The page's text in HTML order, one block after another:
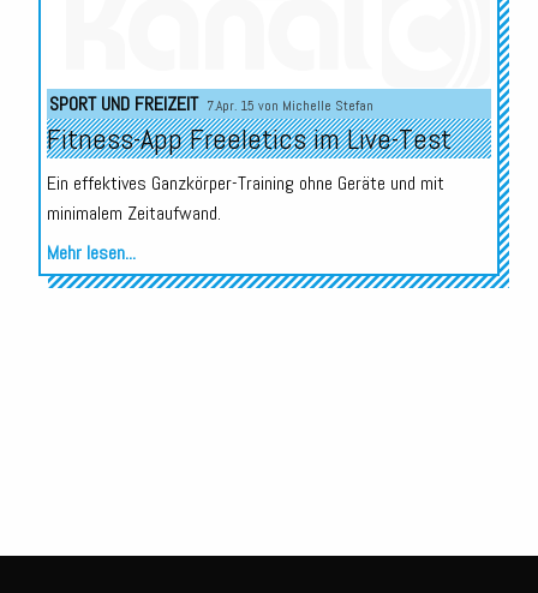
Audio-
Player
SPORT UND FREIZEIT 7.Apr. 15 von Michelle Stefan
Fitness-App Freeletics im Live-Test
Ein effektives Ganzkörper-Training ohne Geräte und mit
minimalem Zeitaufwand.
Mehr lesen...